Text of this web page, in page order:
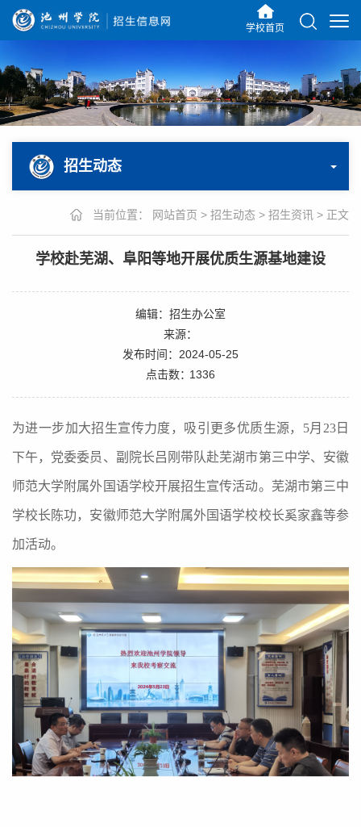
学校首页
招生动态
当前位置： 网站首页 > 招生动态 > 招生资讯 > 正文
学校赴芜湖、阜阳等地开展优质生源基地建设
编辑：招生办公室
来源：
发布时间：2024-05-25
点击数：1336
为进一步加大招生宣传力度，吸引更多优质生源，5月23日
下午，党委委员、副院长吕刚带队赴芜湖市第三中学、安徽
师范大学附属外国语学校开展招生宣传活动。芜湖市第三中
学校长陈功，安徽师范大学附属外国语学校校长奚家鑫等参
加活动。